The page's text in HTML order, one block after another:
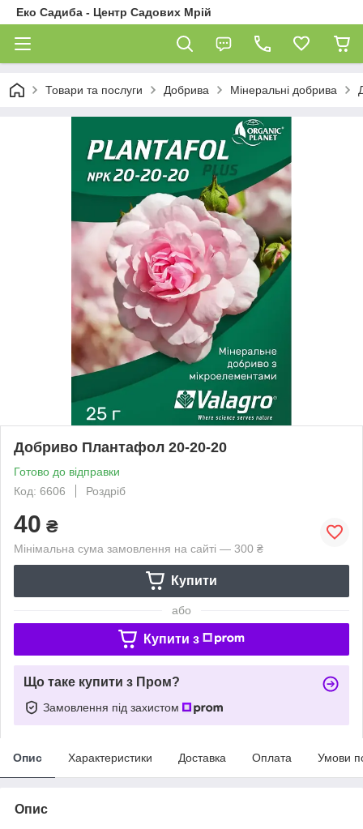
Еко Садиба - Центр Садових Мрій
Товари та послуги Добрива Мінеральні добрива
Добриво Плантафол 20-20-20
Готово до відправки
Код: 6606
Роздріб
40 ₴
Мінімальна сума замовлення на сайті — 300 ₴
Купити
або
Купити з
Що таке купити з Пром?
Замовлення під захистом
Опис Характеристики Доставка Оплата Умови
Опис